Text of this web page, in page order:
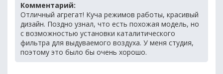
Комментарий:
Отличный агрегат! Куча режимов работы, красивый
дизайн. Поздно узнал, что есть похожая модель, но
с возможностью установки каталитического
фильтра для выдуваемого воздуха. У меня студия,
поэтому это было бы очень хорошо.